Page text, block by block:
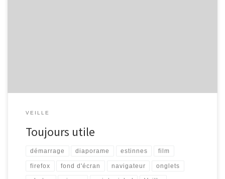
VEILLE
Toujours utile
démarrage diaporame estinnes film
firefox fond d'écran navigateur onglets